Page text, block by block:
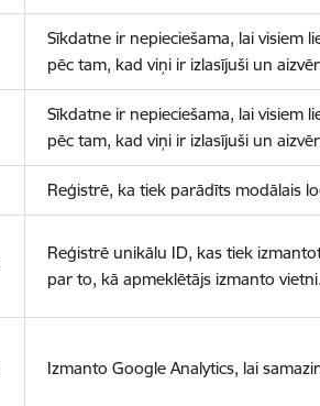
Sīkdatne ir nepieciešama, lai visiem
pēc tam, kad viņi ir izlasījuši un
Sīkdatne ir nepieciešama, lai visiem
pēc tam, kad viņi ir izlasījuši un
Reģistrē, ka tiek parādīts modālais
Reģistrē unikālu ID, kas tiek
par to, kā apmeklētājs izmanto vietni.
Izmanto Google Analytics, lai